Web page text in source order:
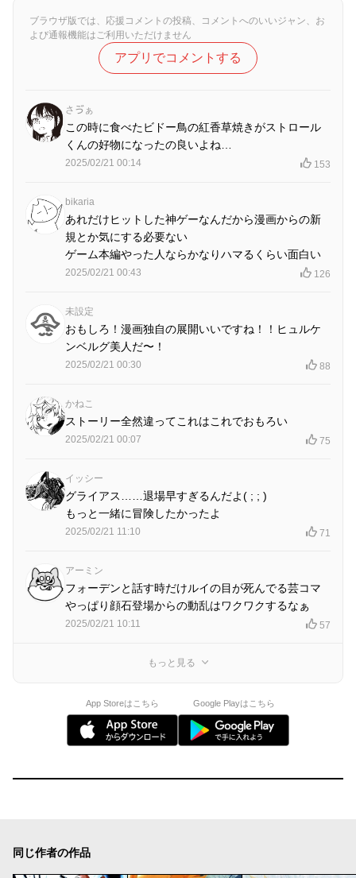
ブラウザ版では、応援コメントの投稿、コメントへのいいジャン、お
よび通報機能はご利用いただけません
アプリでコメントする
さゔぁ
この時に食べたビドー鳥の紅香草焼きがストロール
くんの好物になったの良いよね…
2025/02/21 00:14 153
bikaria
あれだけヒットした神ゲーなんだから漫画からの新
規とか気にする必要ない
ゲーム本編やった人ならかなりハマるくらい面白い
2025/02/21 00:43 126
未設定
おもしろ！漫画独自の展開いいですね！！ヒュルケ
ンベルグ美人だ〜！
2025/02/21 00:30 88
かねこ
ストーリー全然違ってこれはこれでおもろい
2025/02/21 00:07 75
イッシー
グライアス……退場早すぎるんだよ( ; ; )
もっと一緒に冒険したかったよ
2025/02/21 11:10 71
アーミン
フォーデンと話す時だけルイの目が死んでる芸コマ
やっぱり顔石登場からの動乱はワクワクするなぁ
2025/02/21 10:11 57
もっと見る
App Storeはこちら Google Playはこちら
同じ作者の作品